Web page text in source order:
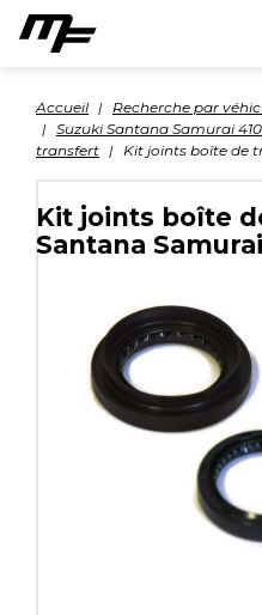
Accueil Recherche par
Suzuki Santana Samurai
transfert
Kit joints boîte de
Kit joints boîte
Santana Samurai